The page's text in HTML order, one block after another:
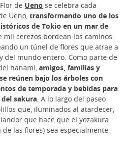
de Ueno se celebra cada
Ueno, transformando uno de los
de Tokio en un mar de
mil cerezos bordean los caminos
un túnel de flores que atrae a
del mundo entero. Como parte de
hanami, amigos, familias y
reúnen bajo los árboles con
de temporada y bebidas para
sakura. A lo largo del paseo
que, iluminados al atardecer,
que hace que el yozakura
las flores) sea especialmente